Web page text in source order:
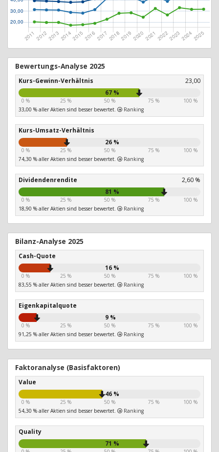
Bewertungs-Analyse 2025
Kurs-Gewinn-Verhältnis
23,00
67 %
0 % 25 % 50 % 75 %
100 %
33,00 % aller Aktien sind besser bewertet.
Ranking
Kurs-Umsatz-Verhältnis
26 %
0 % 25 % 50 % 75 %
100 %
74,30 % aller Aktien sind besser bewertet.
Ranking
Dividendenrendite
2,60 %
81 %
0 % 25 % 50 % 75 %
100 %
18,90 % aller Aktien sind besser bewertet.
Ranking
Bilanz-Analyse 2025
Cash-Quote
16 %
0 % 25 % 50 % 75 %
100 %
83,55 % aller Aktien sind besser bewertet.
Ranking
Eigenkapitalquote
9 %
0 % 25 % 50 % 75 %
100 %
91,25 % aller Aktien sind besser bewertet.
Ranking
Faktoranalyse (Basisfaktoren)
Value
46 %
0 % 25 % 50 % 75 %
100 %
54,30 % aller Aktien sind besser bewertet.
Ranking
Quality
71 %